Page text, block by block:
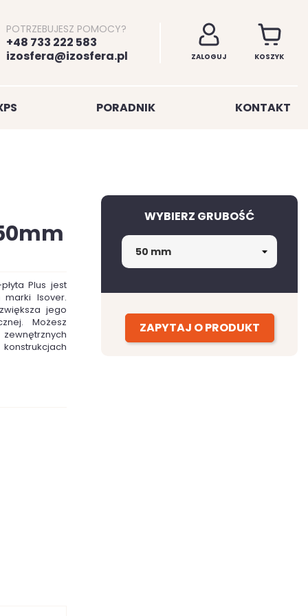
POTRZEBUJESZ POMOCY?
+48 733 222 583
izosfera@izosfera.pl
ZALOGUJ KOSZYK
PORADNIK KONTAKT
Plus jest
Isover.
jego
Możesz
WYBIERZ GRUBOŚĆ
ZAPYTAJ O PRODUKT